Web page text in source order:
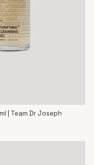
| Team Dr Joseph